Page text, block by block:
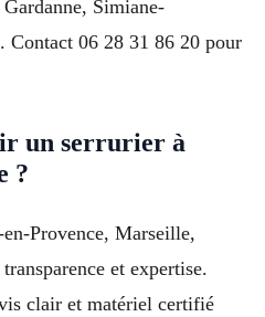
Simiane-
Contact 06 28 31 86 20 pour
un serrurier à
?
Provence, Marseille,
et expertise.
clair et matériel certifié